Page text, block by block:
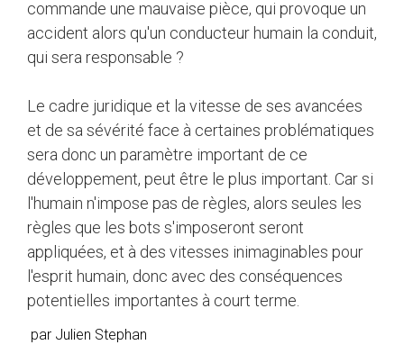
commande une mauvaise pièce, qui provoque un
accident alors qu'un conducteur humain la conduit,
qui sera responsable ?
Le cadre juridique et la vitesse de ses avancées
et de sa sévérité face à certaines problématiques
sera donc un paramètre important de ce
développement, peut être le plus important. Car si
l'humain n'impose pas de règles, alors seules les
règles que les bots s'imposeront seront
appliquées, et à des vitesses inimaginables pour
l'esprit humain, donc avec des conséquences
potentielles importantes à court terme.
par Julien Stephan